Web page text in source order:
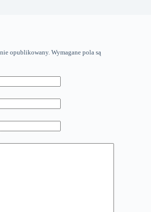
opublikowany. Wymagane pola są